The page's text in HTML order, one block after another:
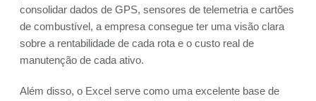
consolidar dados de GPS, sensores de telemetria e cartões
de combustível, a empresa consegue ter uma visão clara
sobre a rentabilidade de cada rota e o custo real de
manutenção de cada ativo.
Além disso, o Excel serve como uma excelente base de